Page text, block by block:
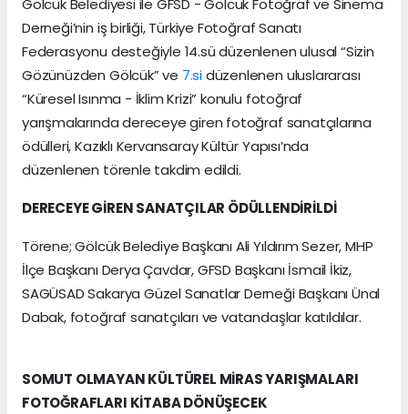
Gölcük Belediyesi ile GFSD - Gölcük Fotoğraf ve Sinema
Derneği’nin iş birliği, Türkiye Fotoğraf Sanatı
Federasyonu desteğiyle 14.sü düzenlenen ulusal “Sizin
Gözünüzden Gölcük” ve 7.sidüzenlenen uluslararası
“Küresel Isınma - İklim Krizi” konulu fotoğraf
yarışmalarında dereceye giren fotoğraf sanatçılarına
ödülleri, Kazıklı Kervansaray Kültür Yapısı’nda
düzenlenen törenle takdim edildi.
DERECEYE GİREN SANATÇILAR ÖDÜLLENDİRİLDİ
Törene; Gölcük Belediye Başkanı Ali Yıldırım Sezer, MHP
İlçe Başkanı Derya Çavdar, GFSD Başkanı İsmail İkiz,
SAGÜSAD Sakarya Güzel Sanatlar Derneği Başkanı Ünal
Dabak, fotoğraf sanatçıları ve vatandaşlar katıldılar.
SOMUT OLMAYAN KÜLTÜREL MİRAS YARIŞMALARI
FOTOĞRAFLARI KİTABA DÖNÜŞECEK